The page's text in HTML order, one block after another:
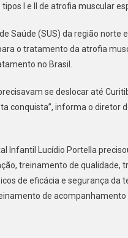
I e II de atrofia muscular
Saúde (SUS) da região norte
o tratamento da atrofia
no Brasil.
se deslocar até
conquista”, informa o diretor
Infantil Lucídio Portella
treinamento de qualidade,
de eficácia e segurança da
de acompanhamento